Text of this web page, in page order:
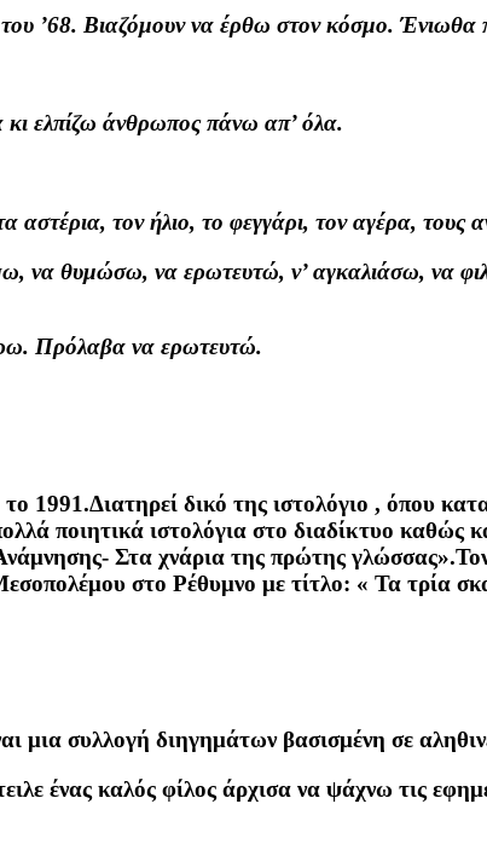
’68. Βιαζόμουν να έρθω στον κόσμο.
ελπίζω άνθρωπος πάνω απ’ όλα.
τον ήλιο, το φεγγάρι, τον αγέρα, τους
να θυμώσω, να ερωτευτώ, ν’ αγκαλιάσω, να
Πρόλαβα να ερωτευτώ.
1991.Διατηρεί δικό της ιστολόγιο , όπου
ποιητικά ιστολόγια στο διαδίκτυο
Στα χνάρια της πρώτης
στο Ρέθυμνο με τίτλο: « Τα τρία
μια συλλογή διηγημάτων βασισμένη σε
ένας καλός φίλος άρχισα να ψάχνω τις